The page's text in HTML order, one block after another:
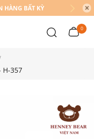
HÀNG BẤT KỲ
0
H-357